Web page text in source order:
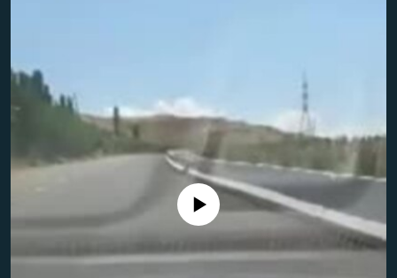
Айни дамда медиа-манба мавжуд эмас